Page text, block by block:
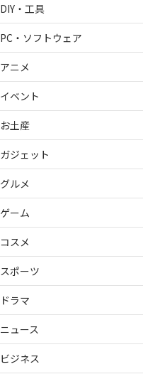
DIY・工具
PC・ソフトウェア
アニメ
イベント
お土産
ガジェット
グルメ
ゲーム
コスメ
スポーツ
ドラマ
ニュース
ビジネス